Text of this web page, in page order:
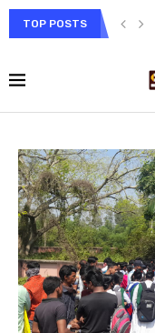
TOP POSTS